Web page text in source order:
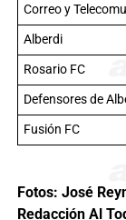
Correo y
Alberdi
Rosario FC
Defensores de
Fusión FC
Fotos: José
Redacción Al